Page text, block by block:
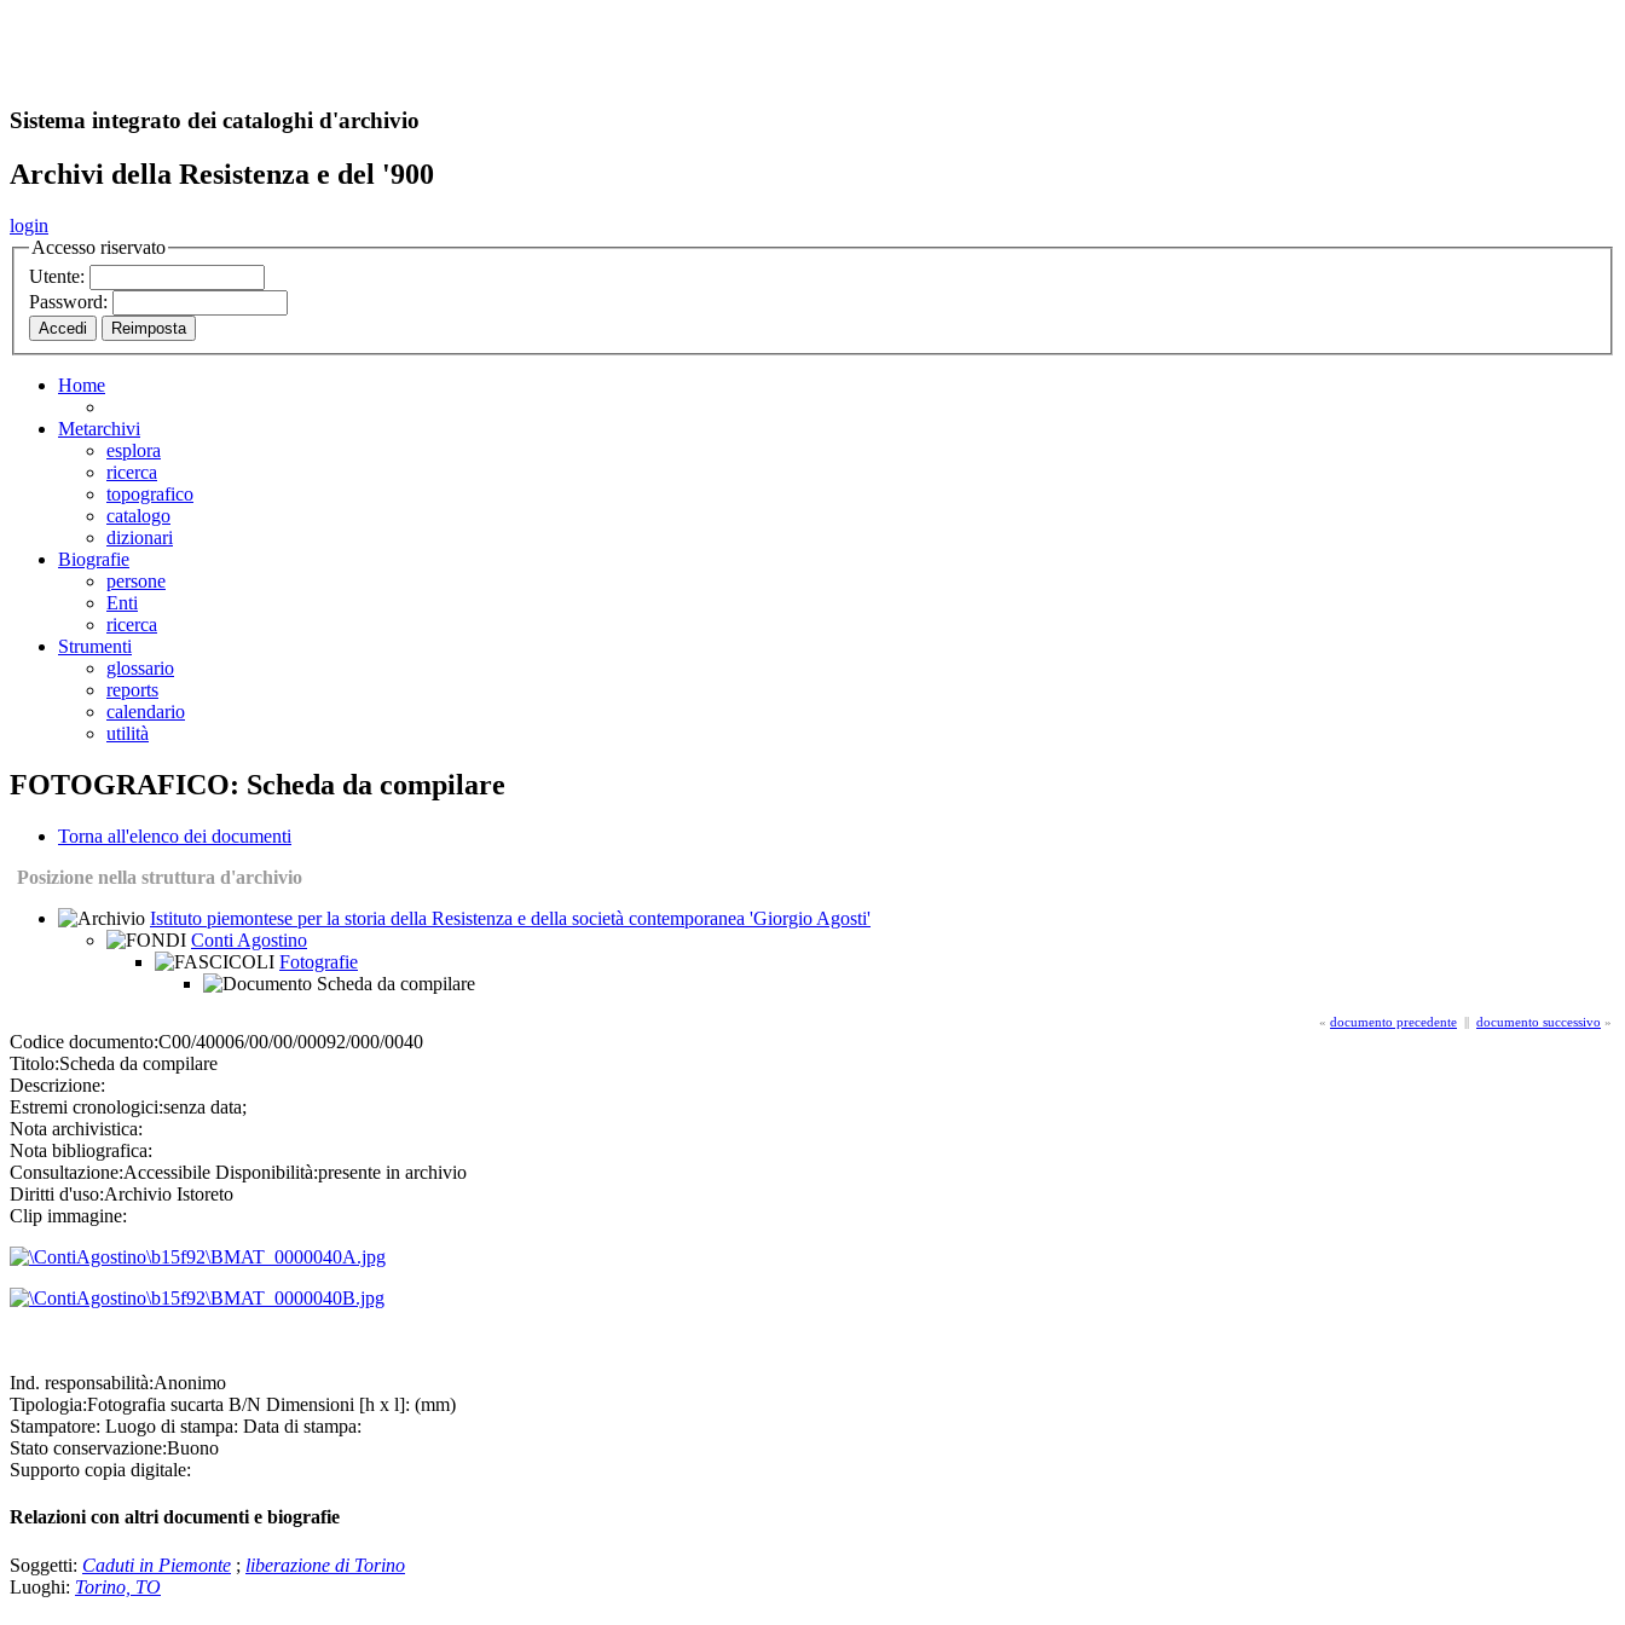
Sistema integrato dei cataloghi d'archivio
Archivi della Resistenza e del '900
login
Accesso riservato
Utente:
Password:
Home
Metarchivi
esplora
ricerca
topografico
catalogo
dizionari
Biografie
persone
Enti
ricerca
Strumenti
glossario
reports
calendario
utilità
FOTOGRAFICO: Scheda da compilare
Torna all'elenco dei documenti
Posizione nella struttura d'archivio
Istituto piemontese per la storia della Resistenza e della società contemporanea 'Giorgio Agosti'
Conti Agostino
Fotografie
Scheda da compilare
« documento precedente || documento successivo »
Codice documento:C00/40006/00/00/00092/000/0040
Titolo:Scheda da compilare
Descrizione:
Estremi cronologici:senza data;
Nota archivistica:
Nota bibliografica:
Consultazione:Accessibile Disponibilità:presente in archivio
Diritti d'uso:Archivio Istoreto
Clip immagine:
Ind. responsabilità:Anonimo
Tipologia:Fotografia sucarta B/N Dimensioni [h x l]: (mm)
Stampatore: Luogo di stampa: Data di stampa:
Stato conservazione:Buono
Supporto copia digitale:
Relazioni con altri documenti e biografie
Soggetti: Caduti in Piemonte ; liberazione di Torino
Luoghi: Torino, TO